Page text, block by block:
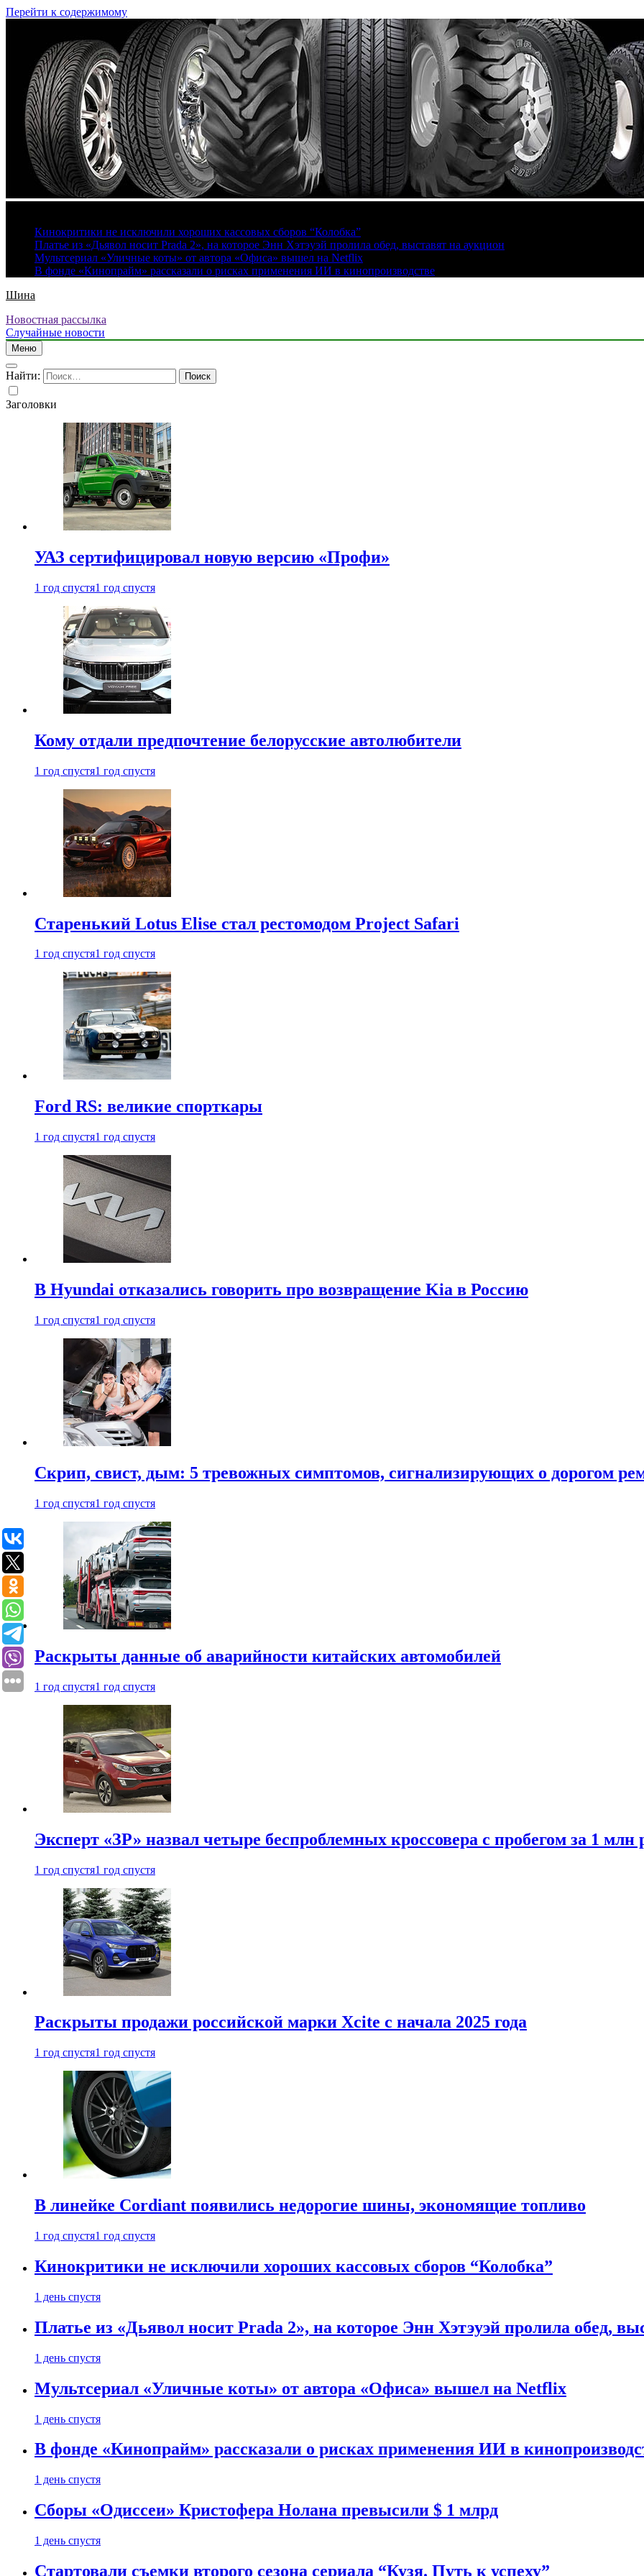
Перейти к содержимому
Кинокритики не исключили хороших кассовых сборов “Колобка”
Платье из «Дьявол носит Prada 2», на которое Энн Хэтэуэй пролила обед, выставят на аукцион
Мультсериал «Уличные коты» от автора «Офиса» вышел на Netflix
В фонде «Кинопрайм» рассказали о рисках применения ИИ в кинопроизводстве
Шина
Новостная рассылка
Случайные новости
Меню
Найти:
Заголовки
УАЗ сертифицировал новую версию «Профи»
1 год спустя1 год спустя
Кому отдали предпочтение белорусские автолюбители
1 год спустя1 год спустя
Старенький Lotus Elise стал рестомодом Project Safari
1 год спустя1 год спустя
Ford RS: великие спорткары
1 год спустя1 год спустя
В Hyundai отказались говорить про возвращение Kia в Россию
1 год спустя1 год спустя
Скрип, свист, дым: 5 тревожных симптомов, сигнализирующих о дорогом
1 год спустя1 год спустя
Раскрыты данные об аварийности китайских автомобилей
1 год спустя1 год спустя
Эксперт «ЗР» назвал четыре беспроблемных кроссовера с пробегом за 1 млн
1 год спустя1 год спустя
Раскрыты продажи российской марки Xcite с начала 2025 года
1 год спустя1 год спустя
В линейке Cordiant появились недорогие шины, экономящие топливо
1 год спустя1 год спустя
Кинокритики не исключили хороших кассовых сборов “Колобка”
1 день спустя
Платье из «Дьявол носит Prada 2», на которое Энн Хэтэуэй пролила обед,
1 день спустя
Мультсериал «Уличные коты» от автора «Офиса» вышел на Netflix
1 день спустя
В фонде «Кинопрайм» рассказали о рисках применения ИИ в
1 день спустя
Сборы «Одиссеи» Кристофера Нолана превысили $ 1 млрд
1 день спустя
Стартовали съемки второго сезона сериала “Кузя. Путь к успеху”